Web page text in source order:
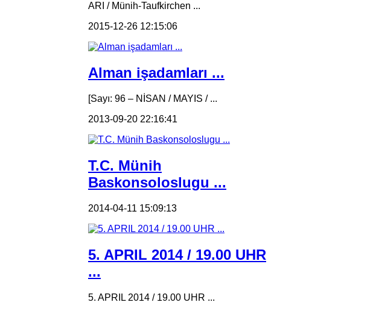
ARI / Münih-Taufkirchen ...
2015-12-26 12:15:06
Alman işadamları ...
[Sayı: 96 – NİSAN / MAYIS / ...
2013-09-20 22:16:41
T.C. Münih
Baskonsoloslugu ...
2014-04-11 15:09:13
5. APRIL 2014 / 19.00 UHR
...
5. APRIL 2014 / 19.00 UHR ...